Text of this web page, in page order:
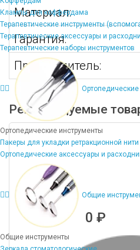
Клампы для коффердама
Терапевтические инструменты
Терапевтические аксессуары и
Терапевтические наборы инструментов
Ортопедические инструменты
Пакеры для укладки ретракционной нити
Ортопедические аксессуары и
Общие
Общие инструменты
Материал:
Гарантия:
Производитель:
Рекомендуемые
0 ₽